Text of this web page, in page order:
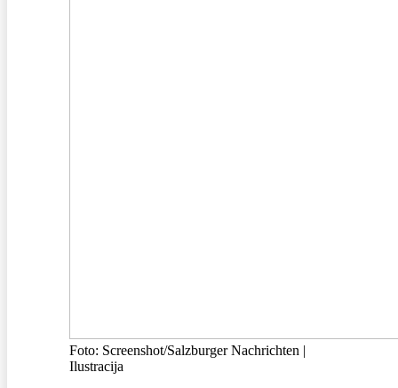
Foto: Screenshot/Salzburger Nachrichten |
Ilustracija